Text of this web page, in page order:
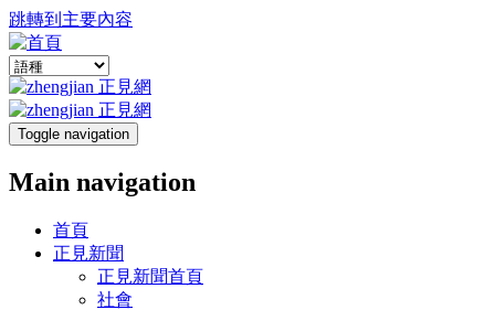
跳轉到主要內容
Toggle navigation
Main navigation
首頁
正見新聞
正見新聞首頁
社會